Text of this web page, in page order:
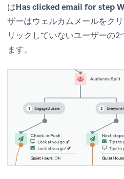
はHas clicked email for step
ザーはウェルカムメールをク
リックしていないユーザーの
ます。